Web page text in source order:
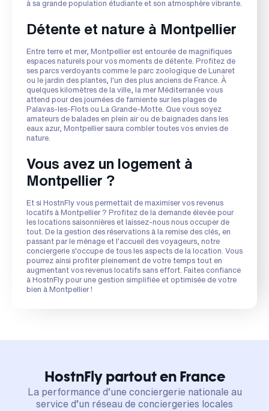
à sa grande population étudiante et son atmosphère vibrante.
Détente et nature à Montpellier
Entre terre et mer, Montpellier est entourée de magnifiques
espaces naturels pour vos moments de détente. Profitez de
ses parcs verdoyants comme le parc zoologique de Lunaret
ou le jardin des plantes, l'un des plus anciens de France. À
quelques kilomètres de la ville, la mer Méditerranée vous
attend pour des journées de farniente sur les plages de
Palavas-les-Flots ou La Grande-Motte. Que vous soyez
amateurs de balades en plein air ou de baignades dans les
eaux azur, Montpellier saura combler toutes vos envies de
nature.
Vous avez un logement à
Montpellier ?
Et si HostnFly vous permettait de maximiser vos revenus
locatifs à Montpellier ? Profitez de la demande élevée pour
les locations saisonnières et laissez-nous nous occuper de
tout. De la gestion des réservations à la remise des clés, en
passant par le ménage et l'accueil des voyageurs, notre
conciergerie s'occupe de tous les aspects de la location. Vous
pourrez ainsi profiter pleinement de votre temps tout en
augmentant vos revenus locatifs sans effort. Faites confiance
à HostnFly pour une gestion simplifiée et optimisée de votre
bien à Montpellier !
HostnFly partout en France
La performance d’une conciergerie nationale au
service d’un réseau de conciergeries locales